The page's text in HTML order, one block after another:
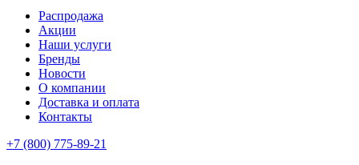
Распродажа
Акции
Наши услуги
Бренды
Новости
О компании
Доставка и оплата
Контакты
+7 (800) 775-89-21